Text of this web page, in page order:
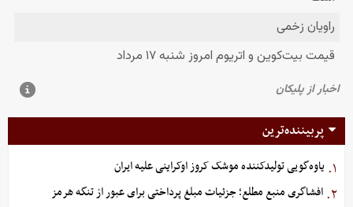
پربیننده‌ترین
۱. یاوه‌گویی تولیدکننده موشک کروز اوکراینی علیه ایران
۲. افشاگری منبع مطلع؛ جزئیات مبلغ پرداختی برای عبور از تنگه هرمز